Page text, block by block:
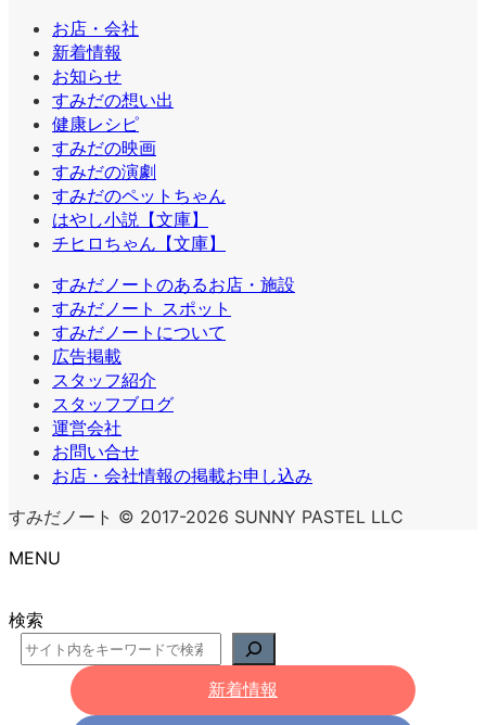
お店・会社
新着情報
お知らせ
すみだの想い出
健康レシピ
すみだの映画
すみだの演劇
すみだのペットちゃん
はやし小説【文庫】
チヒロちゃん【文庫】
すみだノートのあるお店・施設
すみだノート スポット
すみだノートについて
広告掲載
スタッフ紹介
スタッフブログ
運営会社
お問い合せ
お店・会社情報の掲載お申し込み
すみだノート © 2017-2026 SUNNY PASTEL LLC
MENU
検索
新着情報